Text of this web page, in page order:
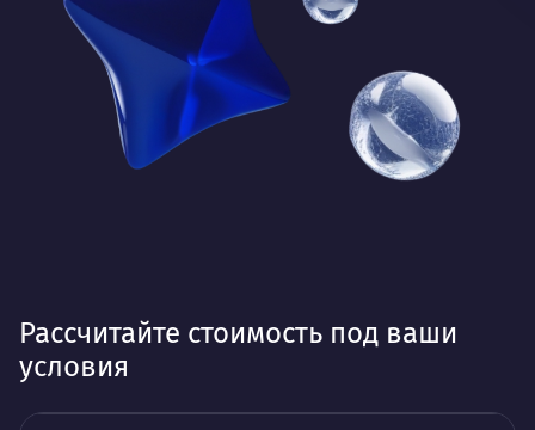
Рассчитайте стоимость под ваши
условия